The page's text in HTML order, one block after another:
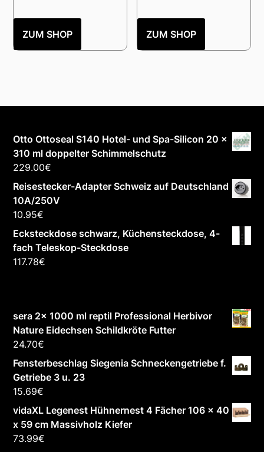
ZUM SHOP ZUM SHOP
Otto Ottoseal S140 Hotel- und Spa-Silicon 20 x
310 ml doppelter Schimmelschutz
229.00€
Reisestecker-Adapter Schweiz auf Deutschland
10A/250V
10.95€
Ecksteckdose schwarz, Küchensteckdose, 4-
fach Teleskop-Steckdose
117.78€
sera 2x 1000 ml reptil Professional Herbivor
Nature Eidechsen Schildkröte Futter
24.70€
Fensterbeschlag Siegenia Schneckengetriebe f.
Getriebe 3 u. 23
15.69€
vidaXL Legenest Hühnernest 4 Fächer 106 x 40
x 59 cm Massivholz Kiefer
73.99€